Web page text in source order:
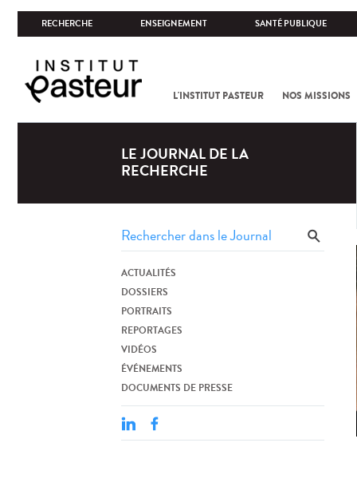
RECHERCHE ENSEIGNEMENT SANTÉ PUBLIQUE
L'INSTITUT PASTEUR NOS MISSIONS
LE JOURNAL DE LA
RECHERCHE
ACTUALITÉS
DOSSIERS
PORTRAITS
REPORTAGES
VIDÉOS
ÉVÉNEMENTS
DOCUMENTS DE PRESSE